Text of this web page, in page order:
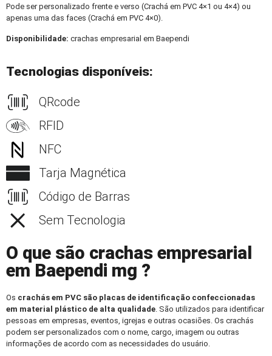
Pode ser personalizado frente e verso (Crachá em PVC 4×1 ou 4×4) ou
apenas uma das faces (Crachá em PVC 4×0).
Disponibilidade: crachas empresarial em Baependi
Tecnologias disponíveis:
QRcode
RFID
NFC
Tarja Magnética
Código de Barras
Sem Tecnologia
O que são crachas empresarial
em Baependi mg ?
Os crachás em PVC são placas de identificação confeccionadas
em material plástico de alta qualidade. São utilizados para identificar
pessoas em empresas, eventos, igrejas e outras ocasiões. Os crachás
podem ser personalizados com o nome, cargo, imagem ou outras
informações de acordo com as necessidades do usuário.